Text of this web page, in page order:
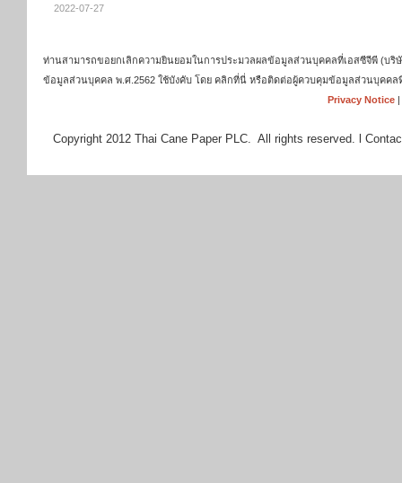
2022-07-27
ท่านสามารถขอยกเลิกความยินยอมในการประมวลผลข้อมูลส่วนบุคคลที่เอสซีจีพี (บ
ข้อมูลส่วนบุคคล พ.ศ.2562 ใช้บังคับ โดย คลิกที่นี่ หรือติดต่อผู้ควบคุมข้อมูลส่วนบุคคล
Privacy Notice|
Copyright 2012 Thai Cane Paper PLC. All rights reserved. l